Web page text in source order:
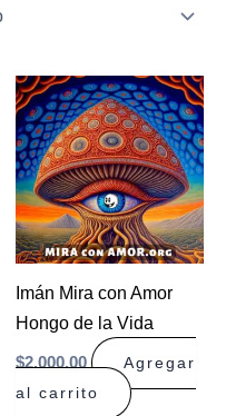
Imán Mira con Amor
Hongo de la Vida
$2.000,00
Agregar
al carrito